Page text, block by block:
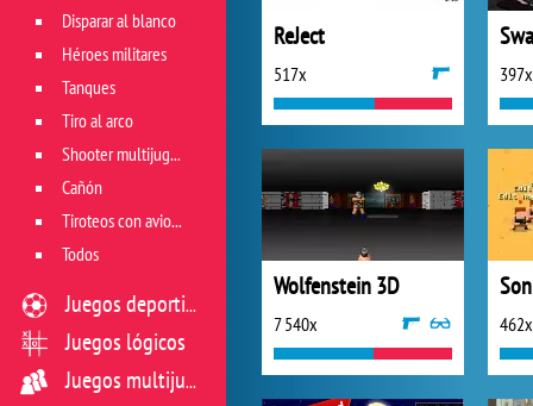
ReJect
517x 397x
Wolfenstein 3D
7 540x 462x
Disparar al blanco
Héroes militares
Tanques
Tiro al arco
Shooter multijugador
Cañón
Tiroteos con aviones
Todos
Juegos deportivos
Juegos lógicos
Juegos multijugador